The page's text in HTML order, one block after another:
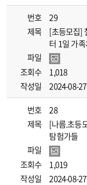
번호
29
제목
[초등모집]
터 1일 가
파일
조회수
1,018
작성일
2024-08-27
번호
28
제목
[나름.초등
탐험가들
파일
조회수
1,019
작성일
2024-08-27